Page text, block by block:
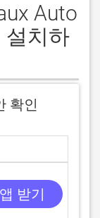
Auto
설치하
확인
받기